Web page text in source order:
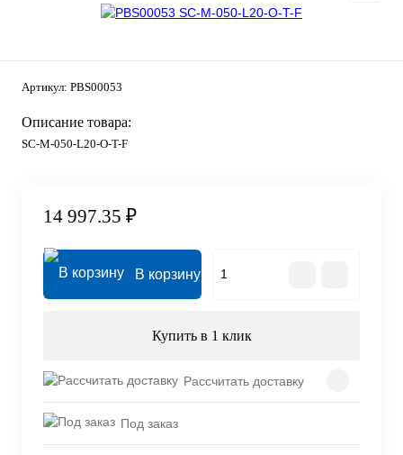
Артикул: PBS00053
Описание товара:
SC-M-050-L20-O-T-F
14 997.35 ₽
В корзину
Купить в 1 клик
Рассчитать доставку
Под заказ